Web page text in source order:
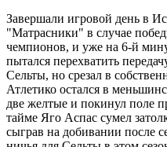
Завершали игровой день в
"Матрасники" в случае
чемпионов, и уже на 6-й
пытался перехватить
Сельты, но срезал в
Атлетико остался в
две желтые и покинул поле
тайме Яго Аспас сумел
сыграв на добивании после